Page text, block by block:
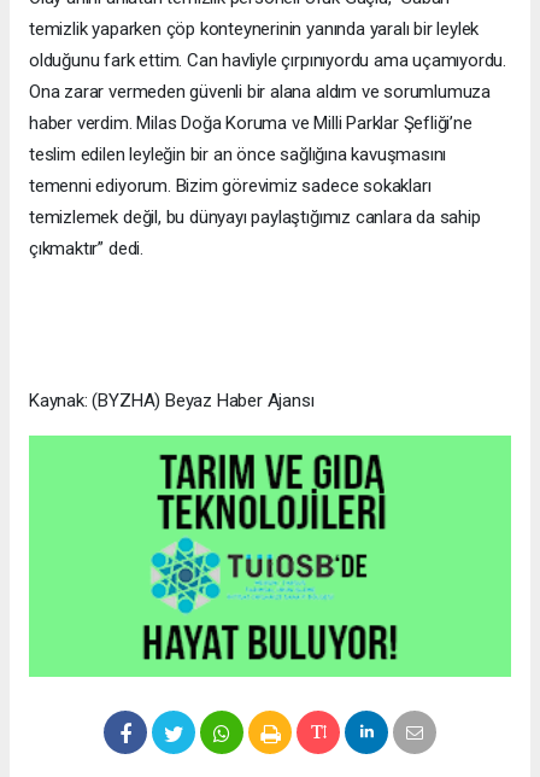
temizlik yaparken çöp konteynerinin yanında yaralı bir leylek
olduğunu fark ettim. Can havliyle çırpınıyordu ama uçamıyordu.
Ona zarar vermeden güvenli bir alana aldım ve sorumlumuza
haber verdim. Milas Doğa Koruma ve Milli Parklar Şefliği’ne
teslim edilen leyleğin bir an önce sağlığına kavuşmasını
temenni ediyorum. Bizim görevimiz sadece sokakları
temizlemek değil, bu dünyayı paylaştığımız canlara da sahip
çıkmaktır” dedi.
Kaynak: (BYZHA) Beyaz Haber Ajansı